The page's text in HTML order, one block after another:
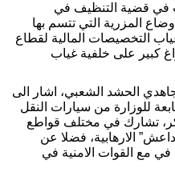
في قضية التنظيف في
المزرية التي تتسم بها
التخصيصات المالية لقطاع
كبير على خلفية غياب
الحشد الشعبي، اشار الى
متنوعة تابعة للوزارة من سيارات النقل
تشارك في مختلف قواطع
الارهابية، فضلا عن
في مع القوات الامنية في